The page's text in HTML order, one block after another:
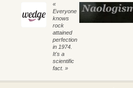
«
Everyone
knows
rock
attained
perfection
in 1974.
It's a
scientific
fact. »